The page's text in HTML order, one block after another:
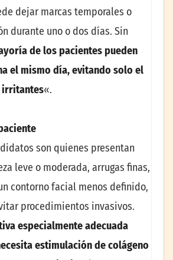
dejar marcas temporales o
durante uno o dos días. Sin
de los pacientes pueden
el mismo día, evitando solo el
irritantes«.
son quienes presentan
leve o moderada, arrugas finas,
contorno facial menos definido,
procedimientos invasivos.
especialmente adecuada
estimulación de colágeno